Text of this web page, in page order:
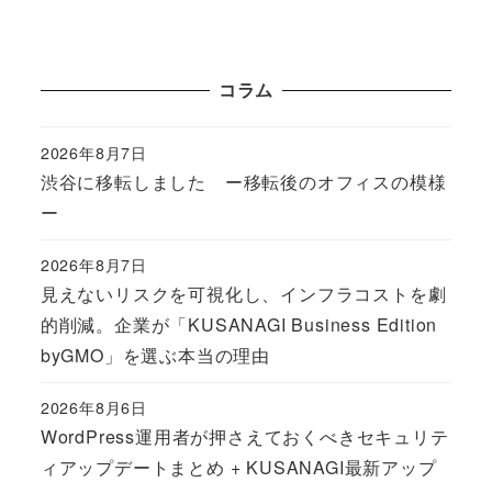
コラム
渋谷に移転しました ー移転後のオフィスの模様
ー
Published
2026年8月7日
見えないリスクを可視化し、インフラコストを劇
的削減。企業が「KUSANAGI Business Edition
byGMO」を選ぶ本当の理由
Published
2026年8月7日
WordPress運用者が押さえておくべきセキュリテ
ィアップデートまとめ + KUSANAGI最新アップ
Published
2026年8月6日